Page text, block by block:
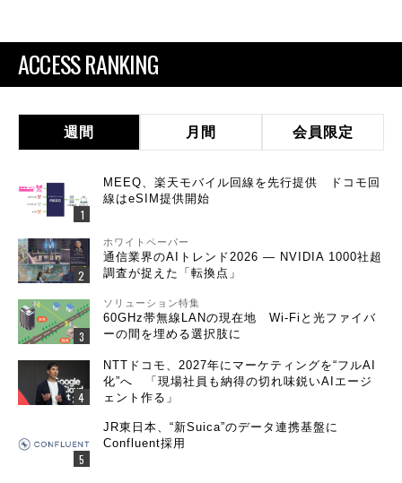
ACCESS RANKING
週間 月間 会員限定
MEEQ、楽天モバイル回線を先行提供 ドコモ回
線はeSIM提供開始
ホワイトペーパー
通信業界のAIトレンド2026 ― NVIDIA 1000社超
調査が捉えた「転換点」
ソリューション特集
60GHz帯無線LANの現在地 Wi-Fiと光ファイバ
ーの間を埋める選択肢に
NTTドコモ、2027年にマーケティングを“フルAI
化”へ 「現場社員も納得の切れ味鋭いAIエージ
ェント作る」
JR東日本、“新Suica”のデータ連携基盤に
Confluent採用